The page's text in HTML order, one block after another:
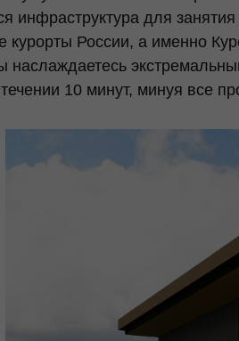
инфраструктура для
курорты России, а именно
наслаждаетесь
10 минут, минуя все